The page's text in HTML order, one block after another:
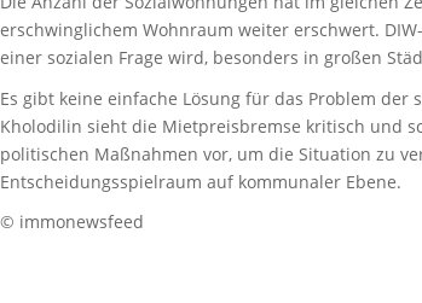
erschwinglichem Wohnraum weiter erschwert.
einer sozialen Frage wird, besonders in großen
Es gibt keine einfache Lösung für das Problem der
Kholodilin sieht die Mietpreisbremse kritisch und
politischen Maßnahmen vor, um die Situation zu
Entscheidungsspielraum auf kommunaler Ebene.
© immonewsfeed